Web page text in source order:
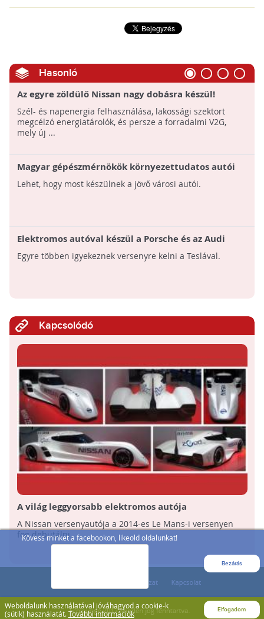
Kövess minket a facebookon, likeold oldalunkat!
Bezárás
Weboldalunk használatával jóváhagyod a cookie-k
(sütik) használatát.További információk Elfogadom
Hasonló
Az egyre zöldülő Nissan nagy dobásra készül!
Szél- és napenergia felhasználása, lakossági szektort
megcélzó energiatárolók, és persze a forradalmi V2G,
mely új ...
Magyar gépészmérnökök környezettudatos autói
Lehet, hogy most készülnek a jövő városi autói.
Elektromos autóval készül a Porsche és az Audi
Egyre többen igyekeznek versenyre kelni a Teslával.
Kapcsolódó
A világ leggyorsabb elektromos autója
A Nissan versenyautója a 2014-es Le Mans-i versenyen
fog debütálni.